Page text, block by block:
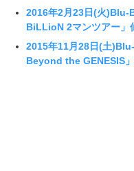
2016年2月23日(火
BiLLioN 2マンツアー」
2015年11月28日(土
Beyond the GENESIS